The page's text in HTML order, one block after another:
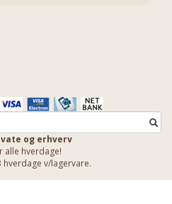
og erhverv
alle hverdage!
hverdage v/lagervare.